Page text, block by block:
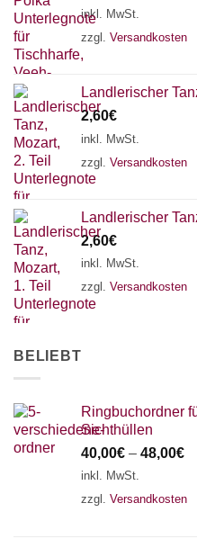
inkl. MwSt.
zzgl. Versandkosten
Landlerischer
2,60€
inkl. MwSt.
zzgl. Versandkosten
Landlerischer
2,60€
inkl. MwSt.
zzgl. Versandkosten
BELIEBT
Ringbuchordner
Sichthüllen
40,00€ – 48,00€
inkl. MwSt.
zzgl. Versandkosten
Chat Support
18 SAITEN 21 SAITEN